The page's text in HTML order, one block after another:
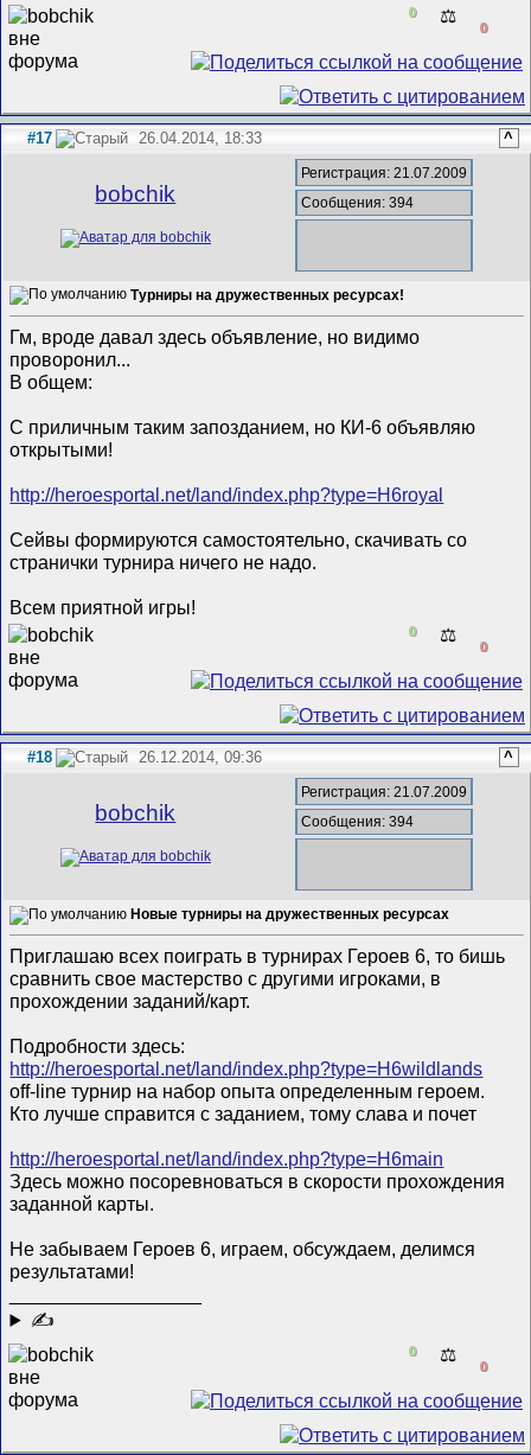
0 ⚖️
0
#17 26.04.2014, 18:33 ^
bobchik
Регистрация: 21.07.2009
Сообщения: 394
Турниры на дружественных ресурсах!
Гм, вроде давал здесь объявление, но видимо
проворонил...
В общем:
С приличным таким запозданием, но КИ-6 объявляю
открытыми!
http://heroesportal.net/land/index.php?type=H6royal
Сейвы формируются самостоятельно, скачивать со
странички турнира ничего не надо.
Всем приятной игры!
0 ⚖️
0
#18 26.12.2014, 09:36 ^
bobchik
Регистрация: 21.07.2009
Сообщения: 394
Новые турниры на дружественных ресурсах
Приглашаю всех поиграть в турнирах Героев 6, то бишь
сравнить свое мастерство с другими игроками, в
прохождении заданий/карт.
Подробности здесь:
http://heroesportal.net/land/index.php?type=H6wildlands
off-line турнир на набор опыта определенным героем.
Кто лучше справится с заданием, тому слава и почет
http://heroesportal.net/land/index.php?type=H6main
Здесь можно посоревноваться в скорости прохождения
заданной карты.
Не забываем Героев 6, играем, обсуждаем, делимся
результатами!
✍
0 ⚖️
0